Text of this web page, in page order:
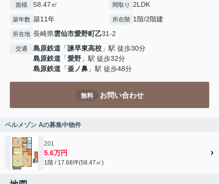
面積 58.47㎡ 間取り 2LDK
築年数 築11年 所在階 1階/2階建
所在地 長崎県雲仙市愛野町乙31-2
交通 島原鉄道 「諫早東高校 」駅 徒歩30分
島原鉄道 「愛野 」駅 徒歩32分
島原鉄道 「釜ノ鼻 」駅 徒歩48分
無料 お問い合わせ
ベルメゾン Aの募集中物件
201
5.6万円
1階 / 17.68坪(58.47㎡)